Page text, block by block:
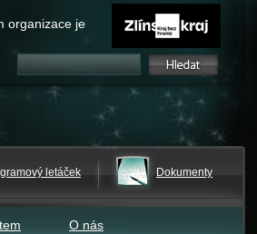
organizace je
letáček Dokumenty
O nás